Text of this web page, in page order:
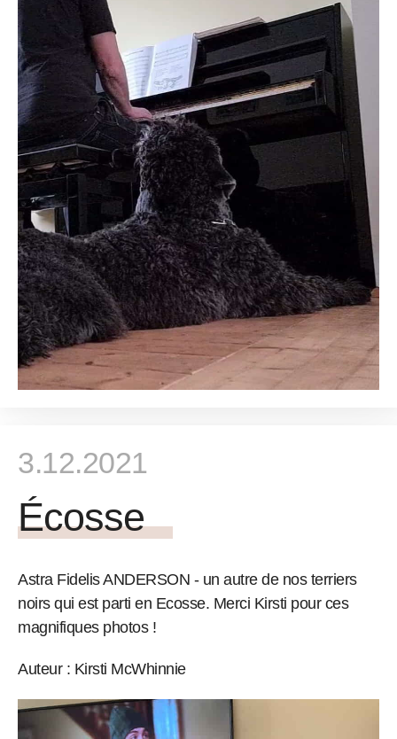
3.12.2021
Écosse
Astra Fidelis ANDERSON - un autre de nos terriers
noirs qui est parti en Ecosse. Merci Kirsti pour ces
magnifiques photos !
Auteur : Kirsti McWhinnie